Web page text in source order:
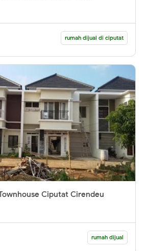
rumah dijual di ciputat
Ciputat Cirendeu
rumah dijual